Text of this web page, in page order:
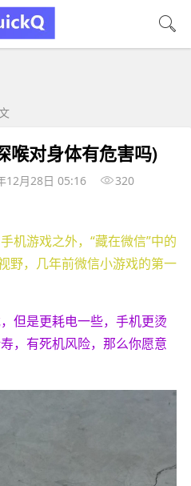
喉对身体有危害吗)
12月28日 05:16
320
机游戏之外，“藏在微信”中的
野，几年前微信小游戏的第一
但是更耗电一些，手机更烫
，有死机风险，那么你愿意